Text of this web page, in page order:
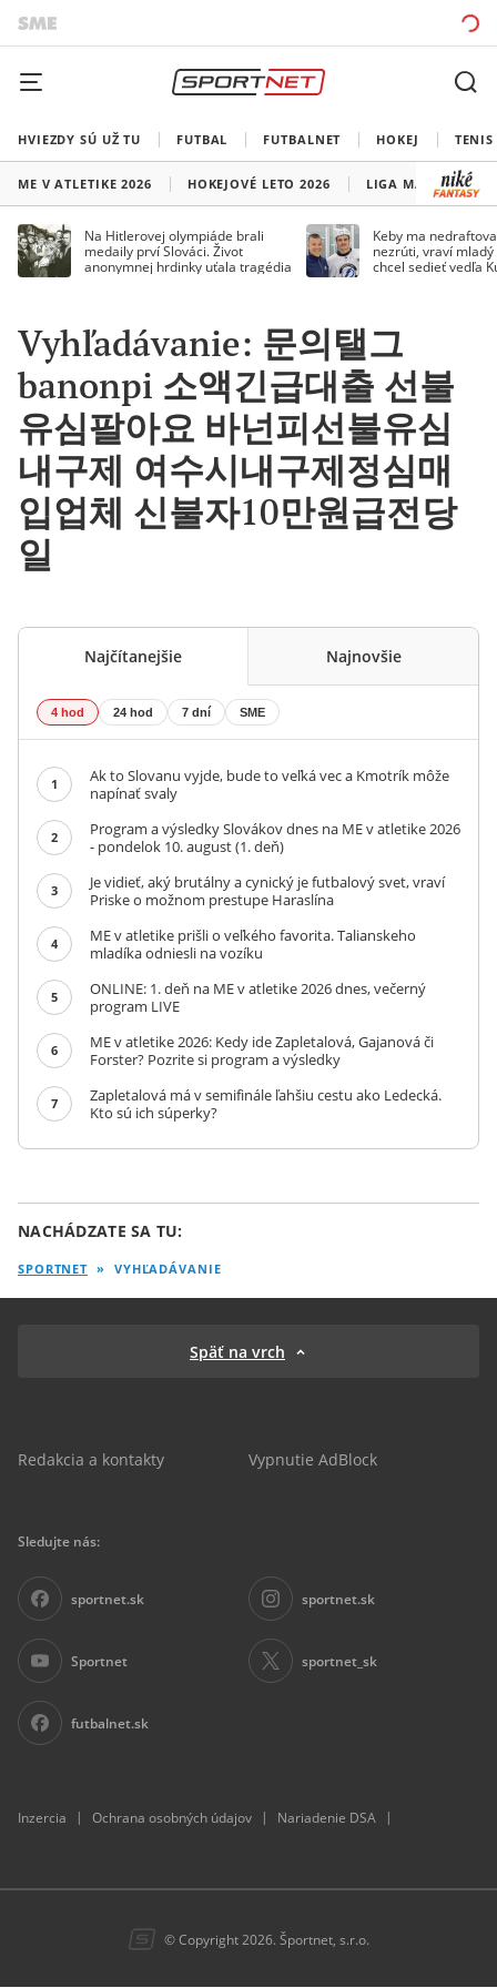
HVIEZDY SÚ UŽ TU FUTBAL FUTBALNET HOKEJ TENIS
ME V ATLETIKE 2026 HOKEJOVÉ LETO 2026 LIGA MAJSTROV
Na Hitlerovej olympiáde brali
medaily prví Slováci. Život
anonymnej hrdinky uťala tragédia
Keby ma
nezrúti, vraví mladý
chcel sedieť vedľa
Vyhľadávanie: 문의탤그
banonpi 소액긴급대출 선불
유심팔아요 바넌피선불유심
내구제 여수시내구제정심매
입업체 신불자10만원급전당
일
Najčítanejšie Najnovšie
4 hod 24 hod 7 dní SME
1
Ak to Slovanu vyjde, bude to veľká vec a Kmotrík môže
napínať svaly
2
Program a výsledky Slovákov dnes na ME v atletike 2026
- pondelok 10. august (1. deň)
3
Je vidieť, aký brutálny a cynický je futbalový svet, vraví
Priske o možnom prestupe Haraslína
4
ME v atletike prišli o veľkého favorita. Talianskeho
mladíka odniesli na vozíku
5
ONLINE: 1. deň na ME v atletike 2026 dnes, večerný
program LIVE
6
ME v atletike 2026: Kedy ide Zapletalová, Gajanová či
Forster? Pozrite si program a výsledky
7
Zapletalová má v semifinále ľahšiu cestu ako Ledecká.
Kto sú ich súperky?
NACHÁDZATE SA TU:
SPORTNET » VYHĽADÁVANIE
Späť na vrch
Redakcia a kontakty Vypnutie AdBlock
Sledujte nás:
sportnet.sk sportnet.sk
Sportnet sportnet_sk
futbalnet.sk
Inzercia | Ochrana osobných údajov | Nariadenie DSA |
© Copyright 2026. Športnet, s.r.o.